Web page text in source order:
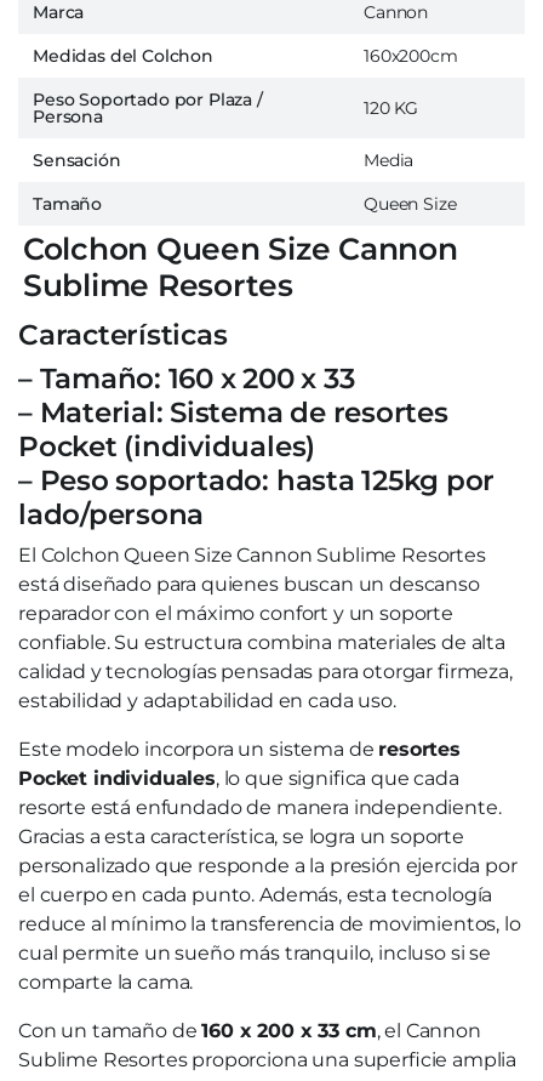
Marca
Cannon
Medidas del Colchon
160x200cm
Peso Soportado por Plaza /
Persona 120 KG
Sensación
Media
Tamaño
Queen Size
Colchon Queen Size Cannon
Sublime Resortes
Características
– Tamaño: 160 x 200 x 33
– Material: Sistema de resortes
Pocket (individuales)
– Peso soportado: hasta 125kg por
lado/persona
El Colchon Queen Size Cannon Sublime Resortes
está diseñado para quienes buscan un descanso
reparador con el máximo confort y un soporte
confiable. Su estructura combina materiales de alta
calidad y tecnologías pensadas para otorgar firmeza,
estabilidad y adaptabilidad en cada uso.
Este modelo incorpora un sistema de resortes
Pocket individuales, lo que significa que cada
resorte está enfundado de manera independiente.
Gracias a esta característica, se logra un soporte
personalizado que responde a la presión ejercida por
el cuerpo en cada punto. Además, esta tecnología
reduce al mínimo la transferencia de movimientos, lo
cual permite un sueño más tranquilo, incluso si se
comparte la cama.
Con un tamaño de160 x 200 x 33 cm, el Cannon
Sublime Resortes proporciona una superficie amplia